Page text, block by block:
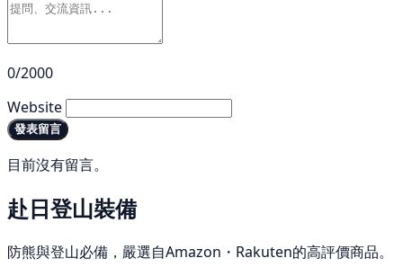
0/2000
Website
發表留言
目前沒有留言。
赴日登山裝備
防熊與登山必備，嚴選自Amazon・Rakuten的高評價商品。